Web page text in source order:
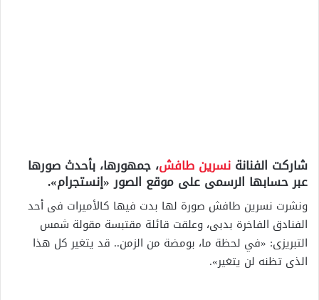
شاركت الفنانة نسرين طافش، جمهورها، بأحدث صورها
عبر حسابها الرسمى على موقع الصور «إنستجرام».
ونشرت نسرين طافش صورة لها بدت فيها كالأميرات فى أحد
الفنادق الفاخرة بدبى، وعلقت قائلة مقتبسة مقولة شمس
التبريزى: «في لحظة ما، بومضة من الزمن.. قد يتغير كل هذا
الذى تظنه لن يتغير».